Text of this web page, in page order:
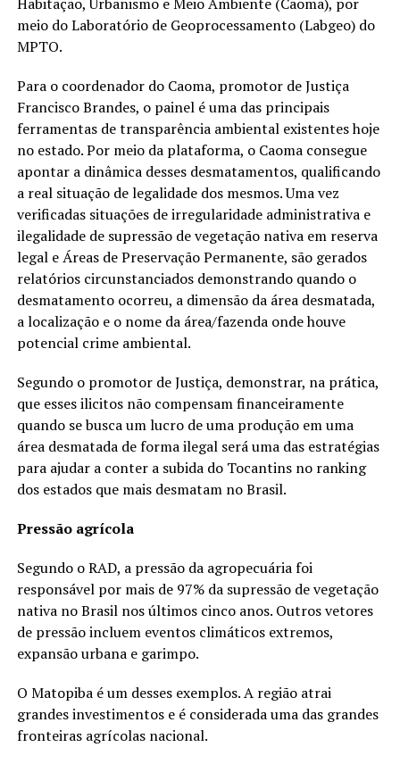
meio do Laboratório de Geoprocessamento (Labgeo) do
MPTO.
Para o coordenador do Caoma, promotor de Justiça
Francisco Brandes, o painel é uma das principais
ferramentas de transparência ambiental existentes hoje
no estado. Por meio da plataforma, o Caoma consegue
apontar a dinâmica desses desmatamentos, qualificando
a real situação de legalidade dos mesmos. Uma vez
verificadas situações de irregularidade administrativa e
ilegalidade de supressão de vegetação nativa em reserva
legal e Áreas de Preservação Permanente, são gerados
relatórios circunstanciados demonstrando quando o
desmatamento ocorreu, a dimensão da área desmatada,
a localização e o nome da área/fazenda onde houve
potencial crime ambiental.
Segundo o promotor de Justiça, demonstrar, na prática,
que esses ilicitos não compensam financeiramente
quando se busca um lucro de uma produção em uma
área desmatada de forma ilegal será uma das estratégias
para ajudar a conter a subida do Tocantins no ranking
dos estados que mais desmatam no Brasil.
Pressão agrícola
Segundo o RAD, a pressão da agropecuária foi
responsável por mais de 97% da supressão de vegetação
nativa no Brasil nos últimos cinco anos. Outros vetores
de pressão incluem eventos climáticos extremos,
expansão urbana e garimpo.
O Matopiba é um desses exemplos. A região atrai
grandes investimentos e é considerada uma das grandes
fronteiras agrícolas nacional.